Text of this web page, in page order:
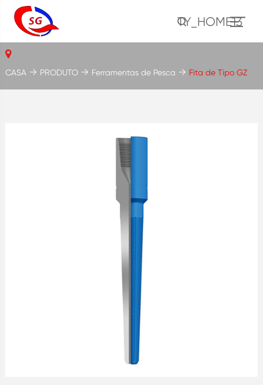
TY_HOME13
CASA PRODUTO Ferramentas de Pesca Fita de Tipo GZ